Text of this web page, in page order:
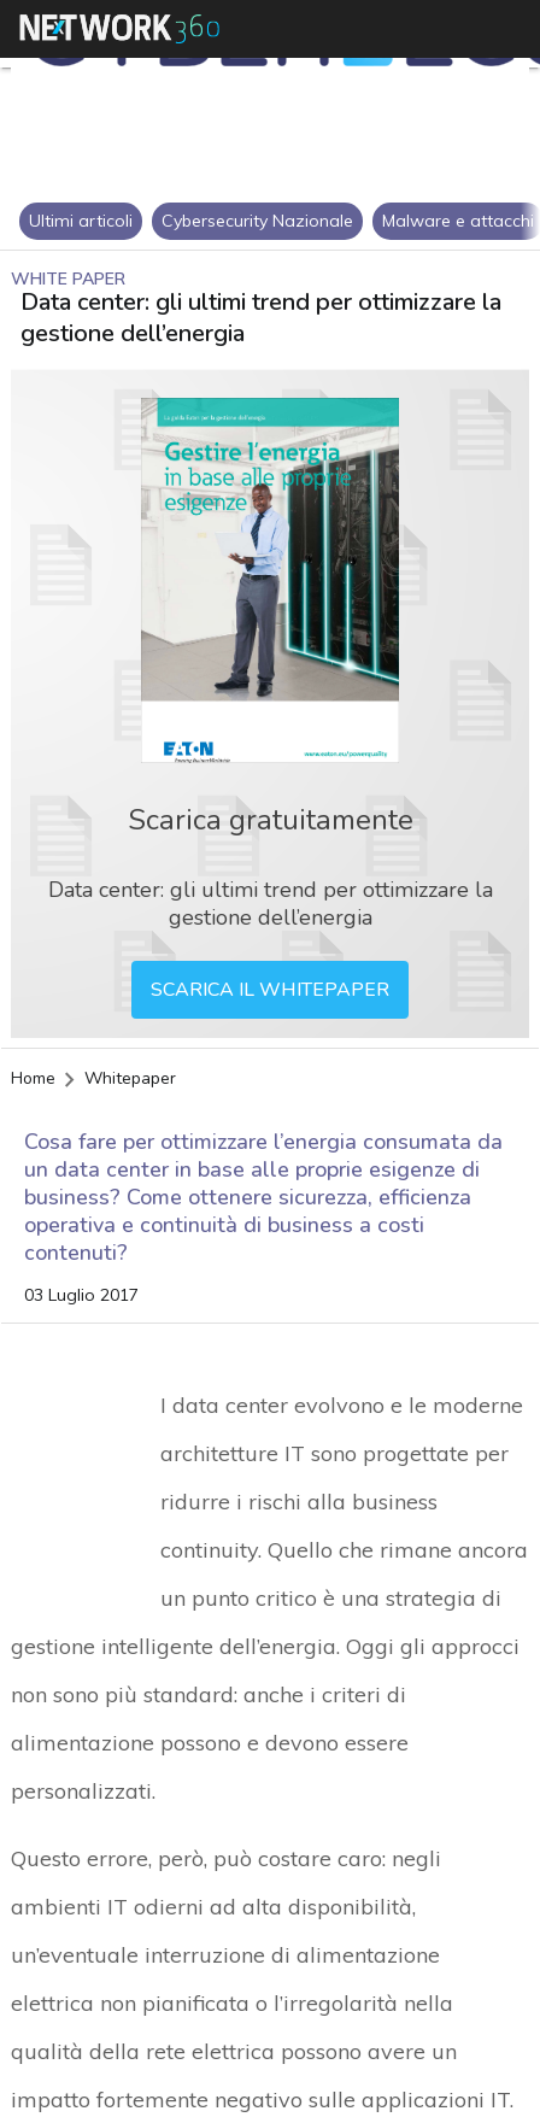
Ultimi articoli Cybersecurity Nazionale Malware e attacchi
WHITE PAPER
Data center: gli ultimi trend per ottimizzare la
gestione dell’energia
Scarica gratuitamente
Data center: gli ultimi trend per ottimizzare la
gestione dell’energia
SCARICA IL WHITEPAPER
Home Whitepaper
Cosa fare per ottimizzare l’energia consumata da
un data center in base alle proprie esigenze di
business? Come ottenere sicurezza, efficienza
operativa e continuità di business a costi
contenuti?
03 Luglio 2017
I data center evolvono e le moderne
architetture IT sono progettate per
ridurre i rischi alla business
continuity. Quello che rimane ancora
un punto critico è una strategia di
gestione intelligente dell’energia. Oggi gli approcci
non sono più standard: anche i criteri di
alimentazione possono e devono essere
personalizzati.
Questo errore, però, può costare caro: negli
ambienti IT odierni ad alta disponibilità,
un’eventuale interruzione di alimentazione
elettrica non pianificata o l’irregolarità nella
qualità della rete elettrica possono avere un
impatto fortemente negativo sulle applicazioni IT.